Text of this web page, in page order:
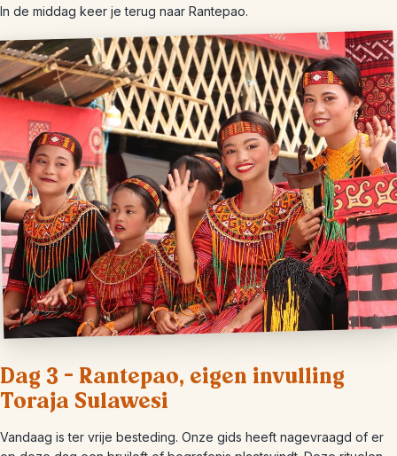
In de middag keer je terug naar Rantepao.
Dag 3 – Rantepao, eigen invulling
Toraja Sulawesi
Vandaag is ter vrije besteding. Onze gids heeft nagevraagd of er